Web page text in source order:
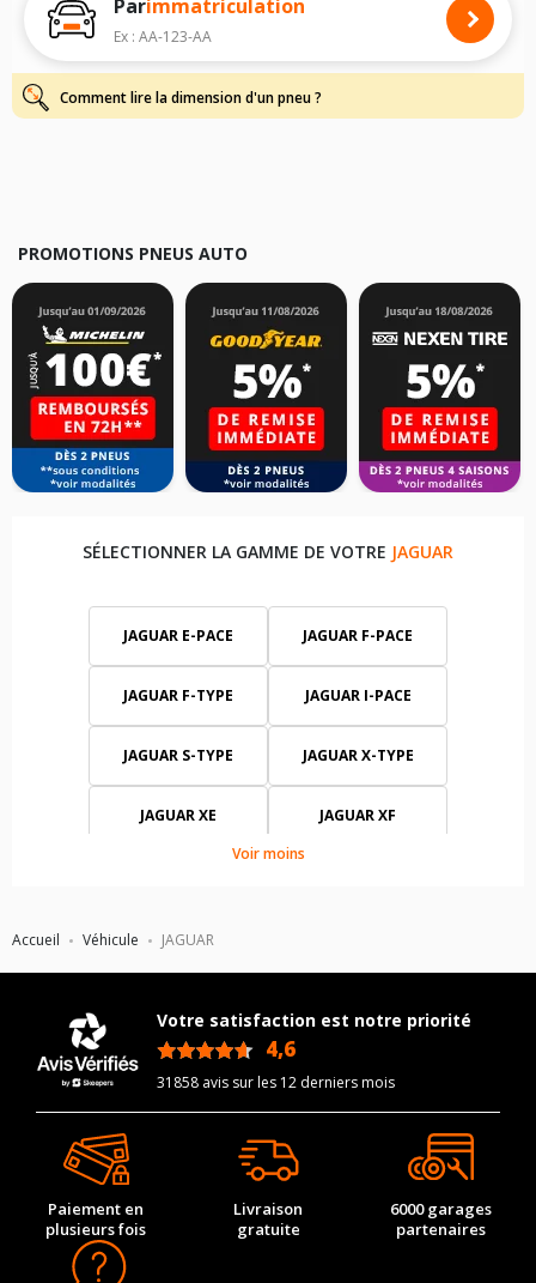
Accueil Véhicule JAGUAR
dimensions de vos pneus pourJAGUAR: voiture, SUV, 4X4 et
camionnette/utilitaire, simplement et rapidement.
Pour cela, veuillez sélectionner la gammeJAGUARde votre véhicule ci-
dessous :
Les résultats de votre recherche sont donnés à titre indicatif. Il est
Parimmatriculation
Ex : AA-123-AA
Comment lire la dimension d'un pneu ?
PROMOTIONS PNEUS AUTO
SÉLECTIONNER LA GAMME DE VOTRE JAGUAR
JAGUAR E-PACE JAGUAR F-PACE
JAGUAR F-TYPE JAGUAR I-PACE
JAGUAR S-TYPE JAGUAR X-TYPE
JAGUAR XE JAGUAR XF
JAGUAR XK
Voir moins
Votre satisfaction est notre priorité
4,6
31858 avis sur les 12 derniers mois
Paiement en
plusieurs fois
Livraison
gratuite
6000 garages
partenaires